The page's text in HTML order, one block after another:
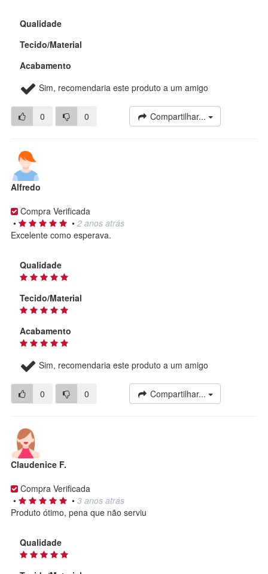
Qualidade
Tecido/Material
Acabamento
Sim, recomendaria este produto a um amigo
0 0 Compartilhar...
Alfredo
Compra Verificada
•
• 2 anos atrás
Excelente como esperava.
Qualidade
Tecido/Material
Acabamento
Sim, recomendaria este produto a um amigo
0 0 Compartilhar...
Claudenice F.
Compra Verificada
•
• 3 anos atrás
Produto ótimo, pena que não serviu
Qualidade